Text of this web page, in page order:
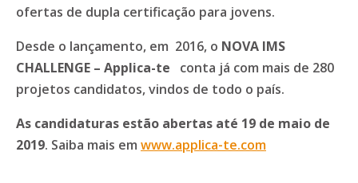
ofertas de dupla certificação para jovens.
Desde o lançamento, em 2016, o NOVA IMS
CHALLENGE – Applica-te conta já com mais de 280
projetos candidatos, vindos de todo o país.
As candidaturas estão abertas até 19 de maio de
2019. Saiba mais em www.applica-te.com